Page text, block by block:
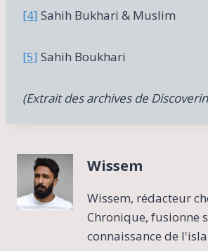
[4] Sahih Bukhari & Muslim
[5] Sahih Boukhari
(Extrait des archives de
Wissem
Wissem, rédacteur
Chronique, fusionne
connaissance de